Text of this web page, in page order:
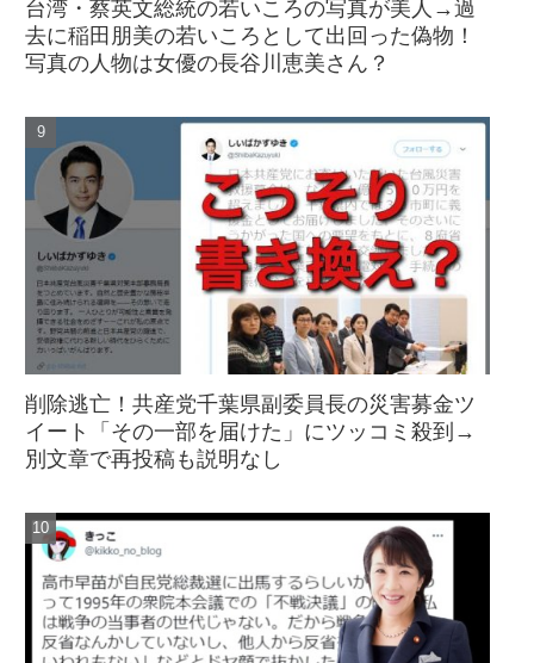
台湾・蔡英文総統の若いころの写真が美人→過
去に稲田朋美の若いころとして出回った偽物！
写真の人物は女優の長谷川恵美さん？
削除逃亡！共産党千葉県副委員長の災害募金ツ
イート「その一部を届けた」にツッコミ殺到→
別文章で再投稿も説明なし